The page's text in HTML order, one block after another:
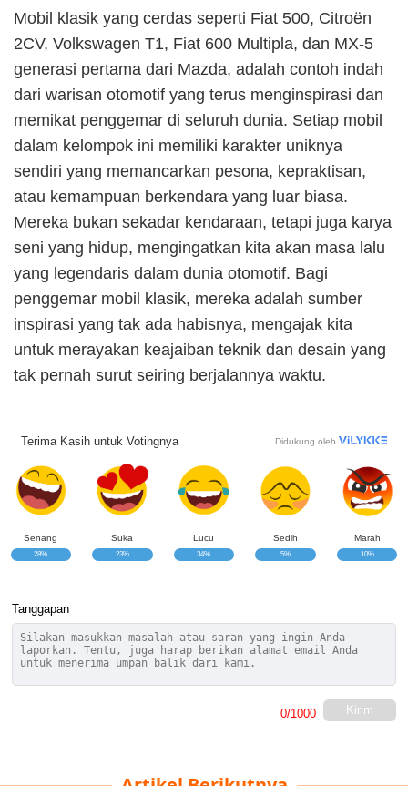
Mobil klasik yang cerdas seperti Fiat 500, Citroën
2CV, Volkswagen T1, Fiat 600 Multipla, dan MX-5
generasi pertama dari Mazda, adalah contoh indah
dari warisan otomotif yang terus menginspirasi dan
memikat penggemar di seluruh dunia. Setiap mobil
dalam kelompok ini memiliki karakter uniknya
sendiri yang memancarkan pesona, kepraktisan,
atau kemampuan berkendara yang luar biasa.
Mereka bukan sekadar kendaraan, tetapi juga karya
seni yang hidup, mengingatkan kita akan masa lalu
yang legendaris dalam dunia otomotif. Bagi
penggemar mobil klasik, mereka adalah sumber
inspirasi yang tak ada habisnya, mengajak kita
untuk merayakan keajaiban teknik dan desain yang
tak pernah surut seiring berjalannya waktu.
Terima Kasih untuk Votingnya Didukung oleh
Senang
28%
Suka
23%
Lucu
34%
Sedih
5%
Marah
10%
Tanggapan
Kirim
0/1000